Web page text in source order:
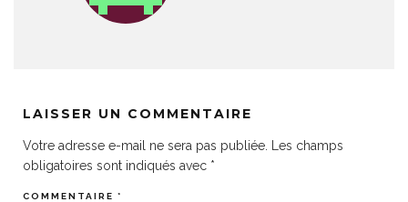
LAISSER UN COMMENTAIRE
Votre adresse e-mail ne sera pas publiée.
Les champs
obligatoires sont indiqués avec *
COMMENTAIRE *